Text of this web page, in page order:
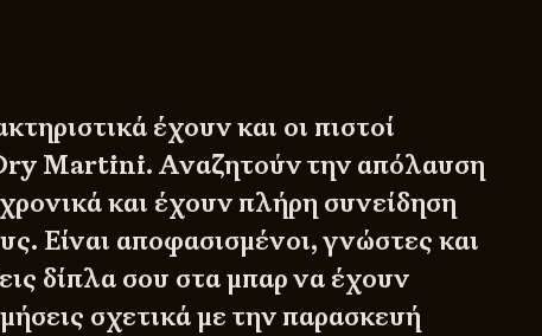
έχουν και οι πιστοί
Martini. Αναζητούν την απόλαυση
και έχουν πλήρη συνείδηση
Είναι αποφασισμένοι, γνώστες και
δίπλα σου στα μπαρ να έχουν
σχετικά με την παρασκευή